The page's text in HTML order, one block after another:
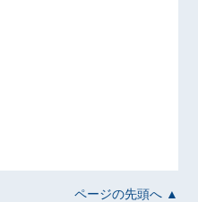
ページの先頭へ ▲